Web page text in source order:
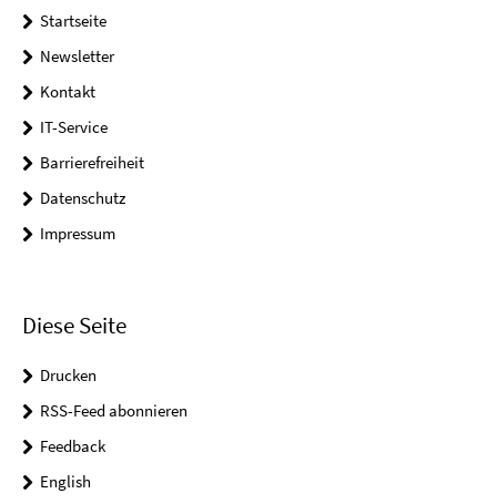
Startseite
Newsletter
Kontakt
IT-Service
Barrierefreiheit
Datenschutz
Impressum
Diese Seite
Drucken
RSS-Feed abonnieren
Feedback
English